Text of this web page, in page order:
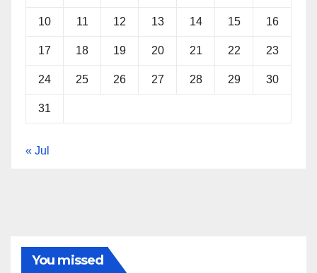
10 11 12 13 14 15 16
17 18 19 20 21 22 23
24 25 26 27 28 29 30
31
« Jul
You missed